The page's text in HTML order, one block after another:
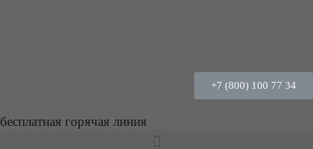
+7 (800) 100 77 34
бесплатная горячая линия